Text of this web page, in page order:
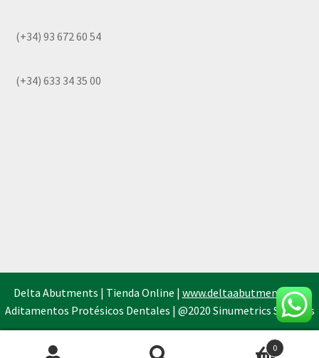
(+34) 93 672 60 54
(+34) 633 34 35 00
Delta Abutments | Tienda Online | www.deltaabutments.es|
Aditamentos Protésicos Dentales | @2020 Sinumetrics Systems
0